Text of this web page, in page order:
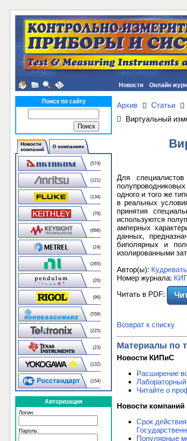
Новости Онлайн
Поиск по сайту
Новости
компаний
О компаниях
(574)
(121)
(134)
(78)
(666)
(24)
(265)
(20)
(96)
(558)
(225)
(23)
(132)
(154)
Авторизация
Логин:
Пароль:
Архив Статьи
Виртуальный
Для
одного и того же
в реальных
принятия
используются
амперных
данных,
биполярных и
изолированными
Автор(ы):
Номер журнала:
Читать в PDF:
Возврат к списку
Материалы по
Новости КИПиС
Расширение
Читайте о
Новости компаний
Срок
Популярные